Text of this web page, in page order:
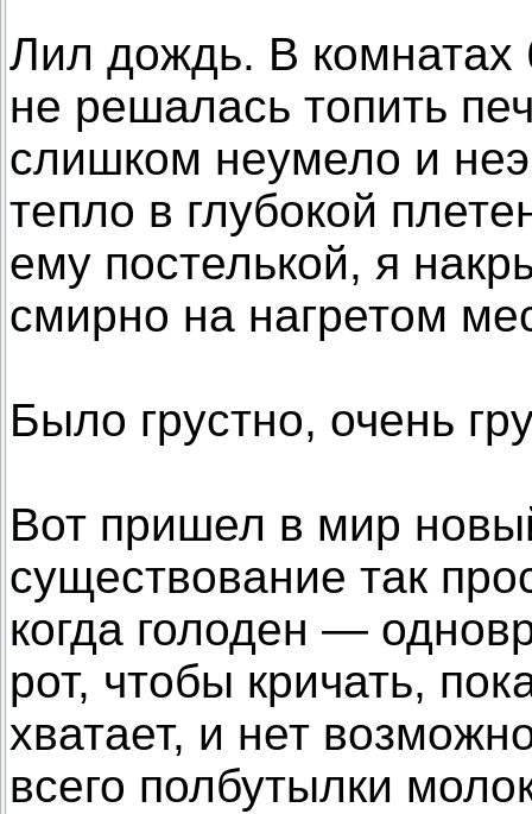
Лил дождь. В
не решалась топить
слишком неумело и
тепло в глубокой
ему постелькой, я
смирно на нагретом
Было грустно, очень
Вот пришел в мир
существование так
когда голоден —
рот, чтобы кричать,
хватает, и нет
всего полбутылки